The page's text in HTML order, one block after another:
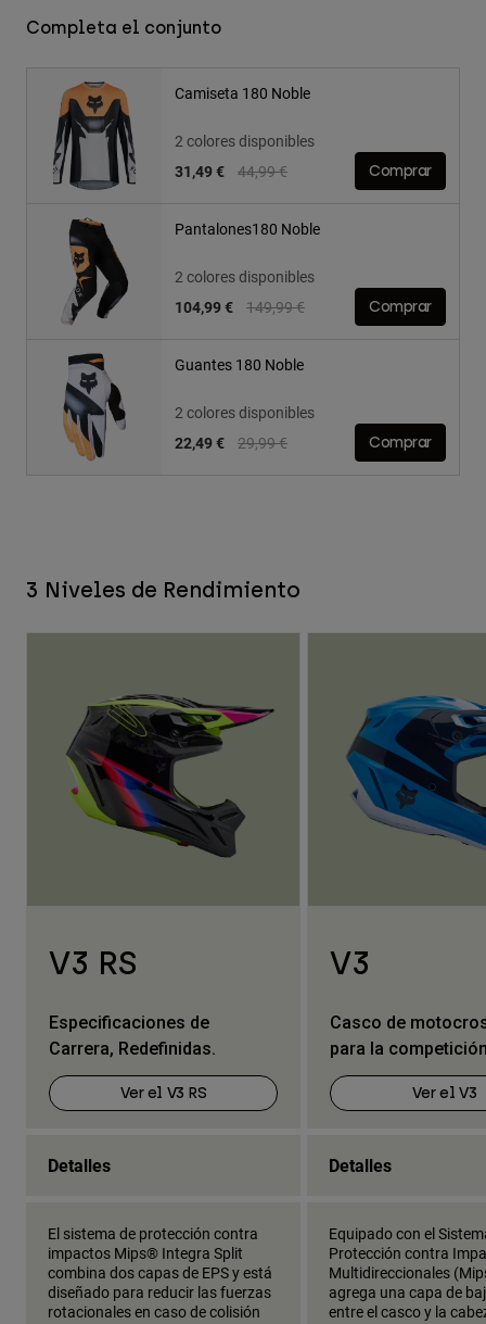
Completa el conjunto
Camiseta 180 Noble
2 colores disponibles
Price reduced from
44,99 €to
31,49 € Comprar
Pantalones180 Noble
2 colores disponibles
Price reduced from
149,99 €to
104,99 € Comprar
Guantes 180 Noble
2 colores disponibles
Price reduced from
29,99 €to
22,49 € Comprar
3 Niveles de Rendimiento
V3 RS
Especificaciones de
Carrera, Redefinidas.
Ver el V3 RS
V3
Casco de
para la
Ver el V3
Detalles Detalles
El sistema de protección contra
impactos Mips® Integra Split
combina dos capas de EPS y está
diseñado para reducir las fuerzas
rotacionales en caso de colisión
Equipado con el
Protección contra
Multidireccionales
agrega una capa de
entre el casco y la